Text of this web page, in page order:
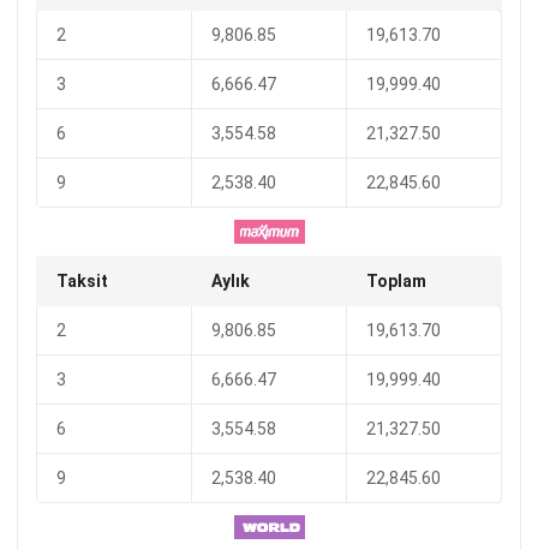
2 9,806.85 19,613.70
3 6,666.47 19,999.40
6 3,554.58 21,327.50
9 2,538.40 22,845.60
Taksit Aylık Toplam
2 9,806.85 19,613.70
3 6,666.47 19,999.40
6 3,554.58 21,327.50
9 2,538.40 22,845.60